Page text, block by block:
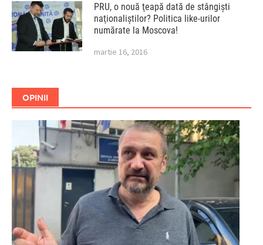
PRU, o nouă ţeapă dată de stângişti
naţionaliştilor? Politica like-urilor
numărate la Moscova!
martie 16, 2016
OPINII